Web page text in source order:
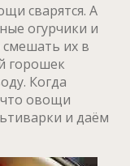
сварятся. А
огурчики и
их в
горошек
Когда
что овощи
и даём